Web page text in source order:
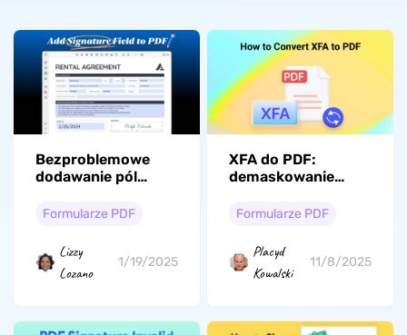
Bezproblemowe
dodawanie pól
PDF: kompletny
Formularze PDF
Lizzy
Lozano
1/19/2025
XFA do PDF:
demaskowanie
konwersji
Formularze PDF
Placyd
Kowalski
11/8/2025